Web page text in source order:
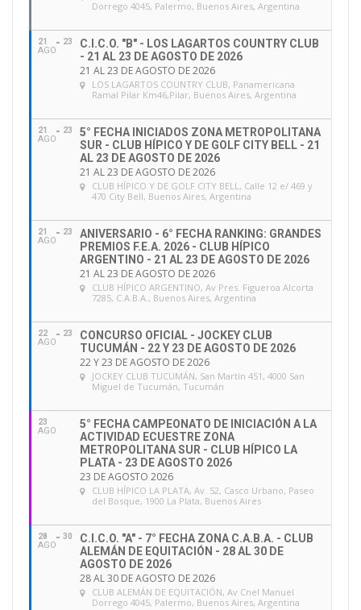
Dorrego 4045, Palermo, Buenos Aires, Argentina
21
AGO
23
C.I.C.O. "B" - LOS LAGARTOS COUNTRY CLUB
- 21 AL 23 DE AGOSTO DE 2026
21 AL 23 DE AGOSTO DE 2026
LOS LAGARTOS COUNTRY CLUB, Panamericana
Ramal Pilar Km46,Pilar, Buenos Aires, Argentina
21
AGO
23
5° FECHA INICIADOS ZONA METROPOLITANA
SUR - CLUB HÍPICO Y DE GOLF CITY BELL - 21
AL 23 DE AGOSTO DE 2026
21 AL 23 DE AGOSTO DE 2026
CLUB HÍPICO Y DE GOLF CITY BELL, Calle 12 e/ 469 y
470 City Bell, Buenos Aires, Argentina
21
AGO
23
ANIVERSARIO - 6° FECHA RANKING: GRANDES
PREMIOS F.E.A. 2026 - CLUB HÍPICO
ARGENTINO - 21 AL 23 DE AGOSTO DE 2026
21 AL 23 DE AGOSTO DE 2026
CLUB HÍPICO ARGENTINO, Av Pres. Figueroa Alcorta
7285, C.A.B.A., Buenos Aires, Argentina
22
AGO
23
CONCURSO OFICIAL - JOCKEY CLUB
TUCUMÁN - 22 Y 23 DE AGOSTO DE 2026
22 Y 23 DE AGOSTO DE 2026
JOCKEY CLUB TUCUMÁN, San Martín 451, 4000 San
Miguel de Tucumán, Tucumán
23
AGO
5° FECHA CAMPEONATO DE INICIACIÓN A LA
ACTIVIDAD ECUESTRE ZONA
METROPOLITANA SUR - CLUB HÍPICO LA
PLATA - 23 DE AGOSTO 2026
23 DE AGOSTO 2026
CLUB HÍPICO LA PLATA, Av. 52, Casco Urbano, Paseo
del Bosque, 1900 La Plata, Buenos Aires
28
AGO
30
C.I.C.O. "A" - 7° FECHA ZONA C.A.B.A. - CLUB
ALEMÁN DE EQUITACIÓN - 28 AL 30 DE
AGOSTO DE 2026
28 AL 30 DE AGOSTO DE 2026
CLUB ALEMÁN DE EQUITACIÓN, Av Cnel Manuel
Dorrego 4045, Palermo, Buenos Aires, Argentina